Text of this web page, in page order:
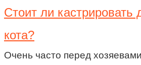
Стоит ли кастрировать
кота?
Очень часто перед